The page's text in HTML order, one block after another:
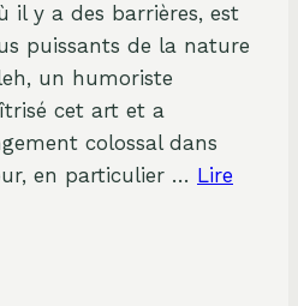
il y a des barrières, est
puissants de la nature
un humoriste
cet art et a
colossal dans
en particulier … Lire